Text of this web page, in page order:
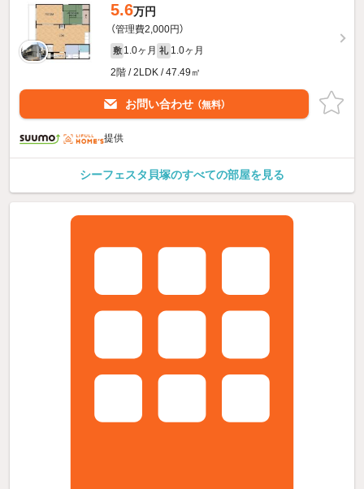
5.6万円
（管理費2,000円）
敷 1.0ヶ月 礼 1.0ヶ月
2階 / 2LDK / 47.49㎡
お問い合わせ （無料）
提供
シーフェスタ貝塚のすべての部屋を見る